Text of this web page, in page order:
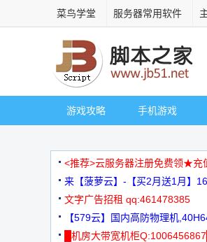
菜鸟学堂 服务器常用软件
游戏攻略 手机游戏
<推荐>云服务器注册免费领★充
来【菠萝云】-【买2月送1月】
文字广告招租 qq:461478385
【579云】国内高防物理机
元
█机房大带宽机柜Q:1006456867█